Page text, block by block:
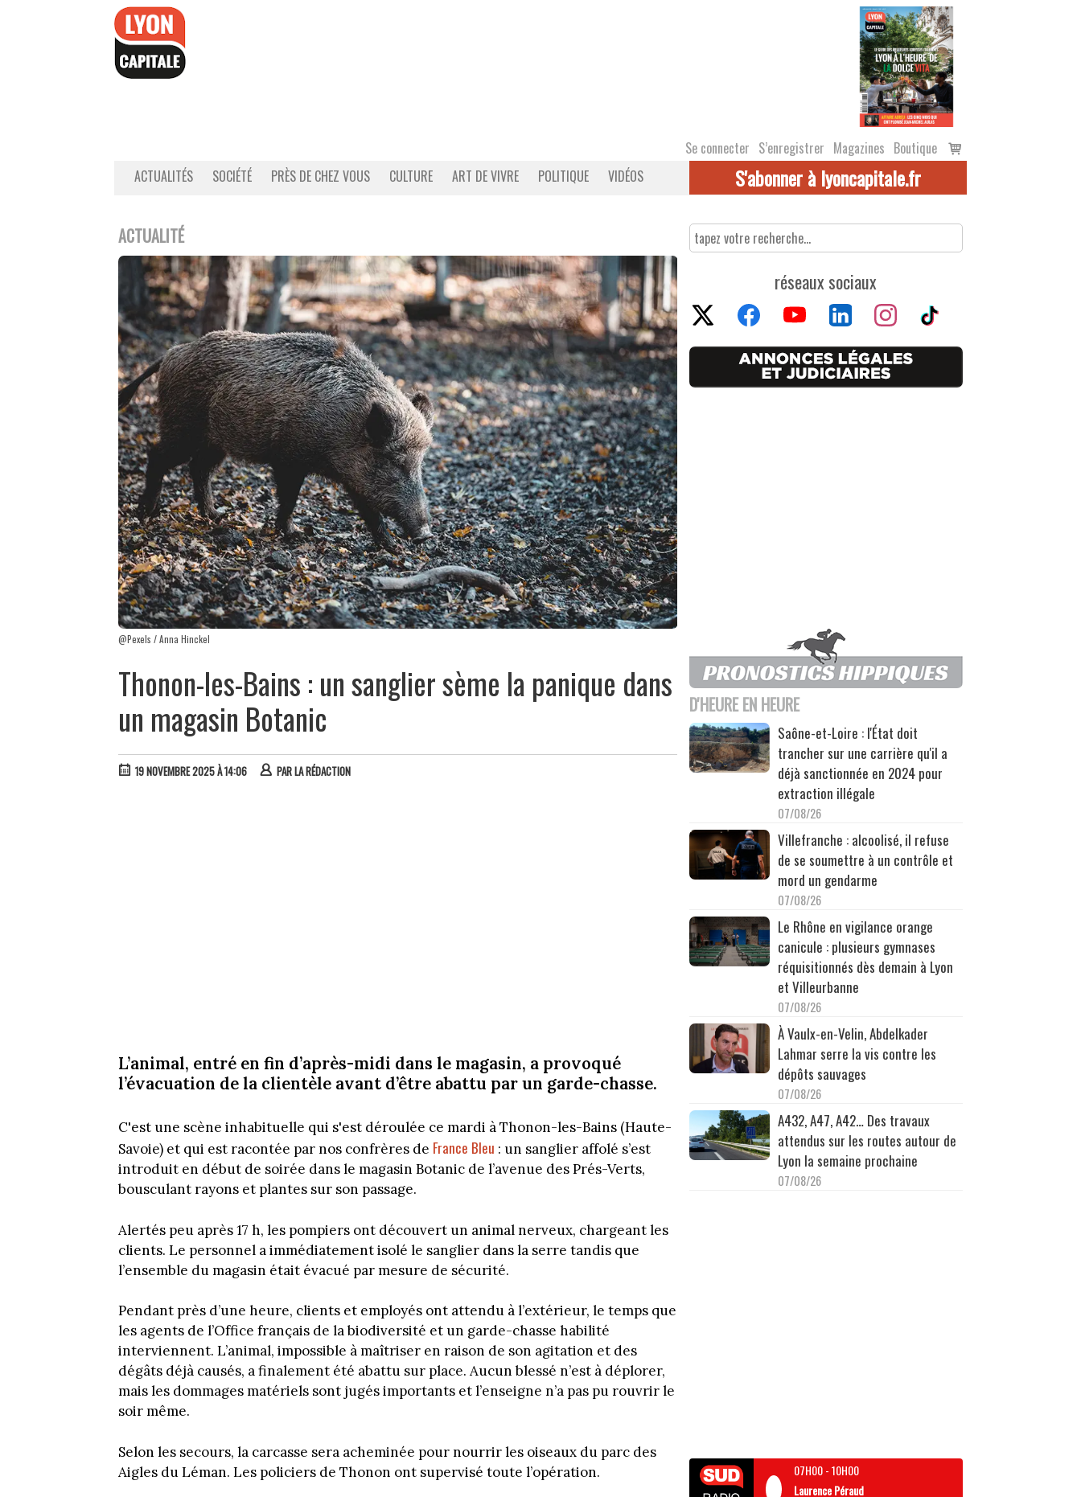
Se connecter S’enregistrer Magazines Boutique
Voir
le
ACTUALITÉS SOCIÉTÉ PRÈS DE CHEZ VOUS CULTURE ART DE VIVRE POLITIQUE VIDÉOS S'abonner à lyoncapitale.fr
ACTUALITÉ
@Pexels / Anna Hinckel
Thonon-les-Bains : un sanglier sème la panique dans
un magasin Botanic
19 NOVEMBRE 2025 À 14:06 PARLA RÉDACTION
L’animal, entré en fin d’après-midi dans le magasin, a provoqué
l’évacuation de la clientèle avant d’être abattu par un garde-chasse.
C'est une scène inhabituelle qui s'est déroulée ce mardi à Thonon-les-Bains (Haute-
Savoie) et qui est racontée par nos confrères de France Bleu : un sanglier affolé s’est
introduit en début de soirée dans le magasin Botanic de l’avenue des Prés-Verts,
bousculant rayons et plantes sur son passage.
Alertés peu après 17 h, les pompiers ont découvert un animal nerveux, chargeant les
clients. Le personnel a immédiatement isolé le sanglier dans la serre tandis que
l’ensemble du magasin était évacué par mesure de sécurité.
Pendant près d’une heure, clients et employés ont attendu à l’extérieur, le temps que
les agents de l’Office français de la biodiversité et un garde-chasse habilité
interviennent. L’animal, impossible à maîtriser en raison de son agitation et des
dégâts déjà causés, a finalement été abattu sur place. Aucun blessé n’est à déplorer,
mais les dommages matériels sont jugés importants et l’enseigne n’a pas pu rouvrir le
soir même.
Selon les secours, la carcasse sera acheminée pour nourrir les oiseaux du parc des
Aigles du Léman. Les policiers de Thonon ont supervisé toute l’opération.
réseaux sociaux
D'HEURE EN HEURE
Saône-et-Loire : l'État doit
trancher sur une carrière qu'il a
déjà sanctionnée en 2024 pour
extraction illégale
07/08/26
Villefranche : alcoolisé, il refuse
de se soumettre à un contrôle et
mord un gendarme
07/08/26
Le Rhône en vigilance orange
canicule : plusieurs gymnases
réquisitionnés dès demain à Lyon
et Villeurbanne
07/08/26
À Vaulx-en-Velin, Abdelkader
Lahmar serre la vis contre les
dépôts sauvages
07/08/26
A432, A47, A42… Des travaux
attendus sur les routes autour de
Lyon la semaine prochaine
07/08/26
07H00-10H00
Laurence Péraud